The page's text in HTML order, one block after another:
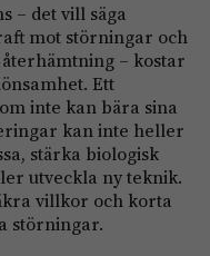
– det vill säga
mot störningar och
– kostar
Ett
inte kan bära sina
kan inte heller
stärka biologisk
utveckla ny teknik.
villkor och korta
störningar.